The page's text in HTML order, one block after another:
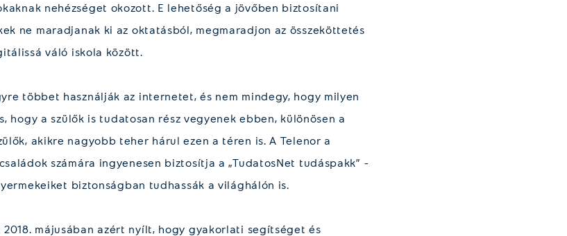
nehézséget okozott. E lehetőség a jövőben biztosítani
ne maradjanak ki az oktatásból, megmaradjon az összeköttetés
váló iskola között.
többet használják az internetet, és nem mindegy, hogy milyen
hogy a szülők is tudatosan rész vegyenek ebben, különösen a
akikre nagyobb teher hárul ezen a téren is. A Telenor a
számára ingyenesen biztosítja a „TudatosNet tudáspakk” -
biztonságban tudhassák a világhálón is.
májusában azért nyílt, hogy gyakorlati segítséget és